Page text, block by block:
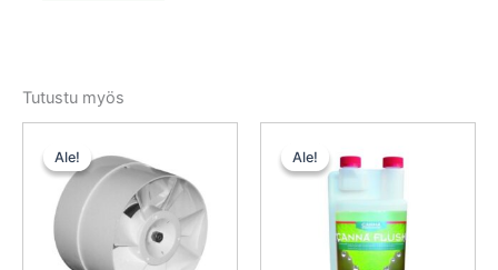
Tutustu myös
Ale!
Ale!
oli:
15,50 €.
on:
14,72 €.
Ale!
Ale!
oli:
15,50 €.
on: